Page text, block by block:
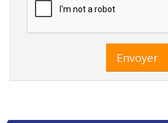
Envoyer